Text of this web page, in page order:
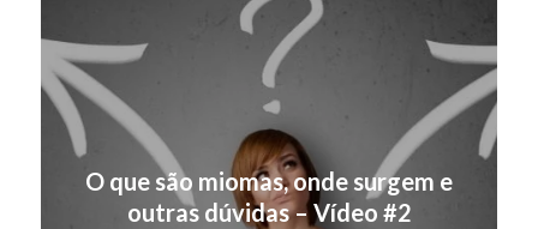
O que são miomas, onde surgem e
outras dúvidas – Vídeo #2